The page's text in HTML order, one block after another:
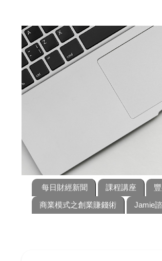
每日財經新聞 課程講座
商業模式之創業賺錢術
Jamie